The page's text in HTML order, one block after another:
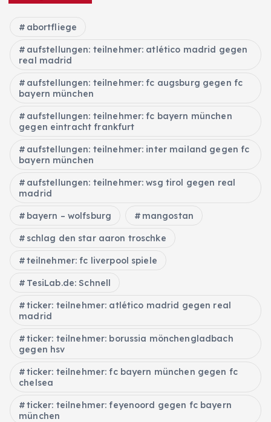
abortfliege
aufstellungen: teilnehmer: atlético madrid gegen
real madrid
aufstellungen: teilnehmer: fc augsburg gegen fc
bayern münchen
aufstellungen: teilnehmer: fc bayern münchen
gegen eintracht frankfurt
aufstellungen: teilnehmer: inter mailand gegen fc
bayern münchen
aufstellungen: teilnehmer: wsg tirol gegen real
madrid
bayern – wolfsburg mangostan
schlag den star aaron troschke
teilnehmer: fc liverpool spiele
TesiLab.de: Schnell
ticker: teilnehmer: atlético madrid gegen real
madrid
ticker: teilnehmer: borussia mönchengladbach
gegen hsv
ticker: teilnehmer: fc bayern münchen gegen fc
chelsea
ticker: teilnehmer: feyenoord gegen fc bayern
münchen